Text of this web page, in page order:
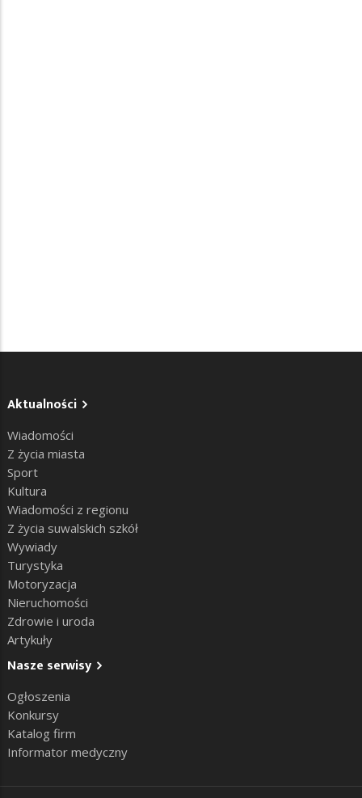
Aktualności
Wiadomości
Z życia miasta
Sport
Kultura
Wiadomości z regionu
Z życia suwalskich szkół
Wywiady
Turystyka
Motoryzacja
Nieruchomości
Zdrowie i uroda
Artykuły
Nasze serwisy
Ogłoszenia
Konkursy
Katalog firm
Informator medyczny